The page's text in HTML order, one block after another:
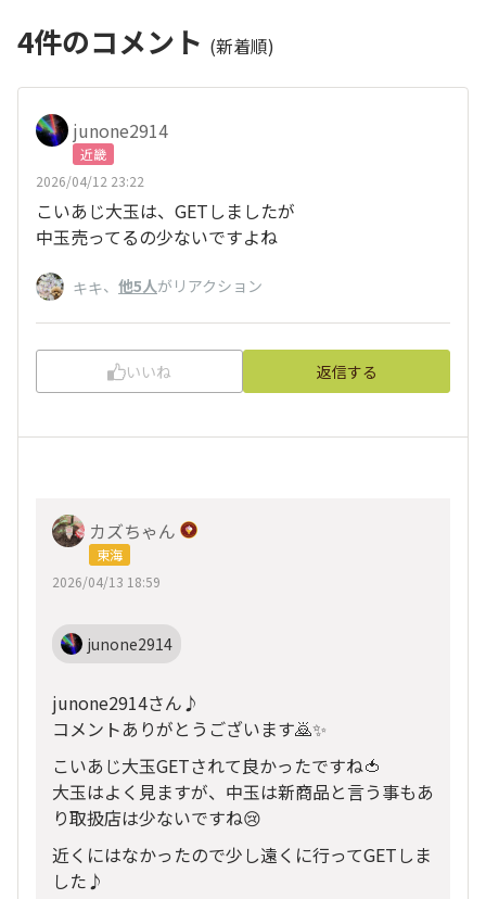
4件のコメント (新着順)
junone2914
近畿
2026/04/12 23:22
こいあじ大玉は、GETしましたが
中玉売ってるの少ないですよね
キキ、 他5人がリアクション
いいね 返信する
カズちゃん
東海
2026/04/13 18:59
junone2914
junone2914さん♪
コメントありがとうございます🙇✨
こいあじ大玉GETされて良かったですね🍅
大玉はよく見ますが、中玉は新商品と言う事もあ
り取扱店は少ないですね😢
近くにはなかったので少し遠くに行ってGETしま
した♪